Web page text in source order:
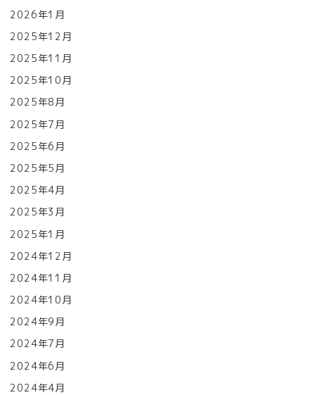
2026年1月
2025年12月
2025年11月
2025年10月
2025年8月
2025年7月
2025年6月
2025年5月
2025年4月
2025年3月
2025年1月
2024年12月
2024年11月
2024年10月
2024年9月
2024年7月
2024年6月
2024年4月